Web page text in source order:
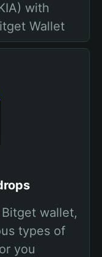
with
Wallet
wallet,
types of
you